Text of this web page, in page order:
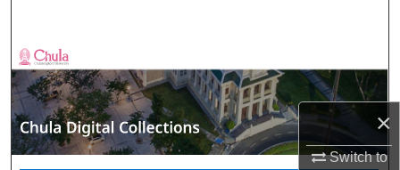
×
Switch to
Browse Collections
My Account
About